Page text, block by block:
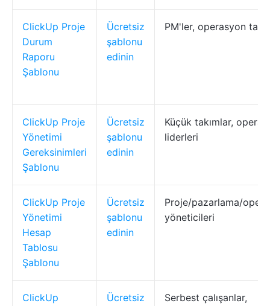
ClickUp Proje
Durum
Raporu
Şablonu
Ücretsiz
şablonu
edinin
PM'ler, operasyon
ClickUp Proje
Yönetimi
Gereksinimleri
Şablonu
Ücretsiz
şablonu
edinin
Küçük takımlar,
liderleri
ClickUp Proje
Yönetimi
Hesap
Tablosu
Şablonu
Ücretsiz
şablonu
edinin
Proje/pazarlama/
yöneticileri
ClickUp
Ücretsiz
Serbest çalışanlar,